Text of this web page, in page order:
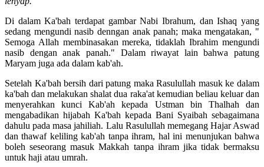
Di dalam Ka'bah terdapat gambar Nabi Ibrahum, dan Ishaq yang
sedang mengundi nasib denngan anak panah; maka mengatakan, "
Semoga Allah membinasakan mereka, tidaklah Ibrahim mengundi
nasib dengan anak panah." Dalam riwayat lain bahwa patung
Maryam juga ada dalam kab'ah.
Setelah Ka'bah bersih dari patung maka Rasulullah masuk ke dalam
ka'bah dan melakukan shalat dua raka'at kemudian beliau keluar dan
menyerahkan kunci Kab'ah kepada Ustman bin Thalhah dan
mengabadikan hijabah Ka'bah kepada Bani Syaibah sebagaimana
dahulu pada masa jahiliah. Lalu Rasulullah memegang Hajar Aswad
dan thawaf keliling kab'ah tanpa ihram, hal ini menunjukan bahwa
boleh seseorang masuk Makkah tanpa ihram jika tidak bermaksu
untuk haji atau umrah.